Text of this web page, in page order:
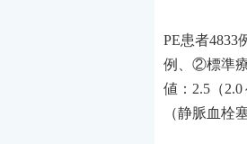
PE患者4833
例、②標準
値：2.5（
（静脈血栓